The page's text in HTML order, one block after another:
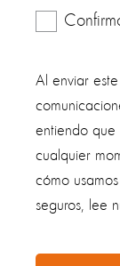
Al enviar
entiendo
cualquier
cómo
seguros, lee